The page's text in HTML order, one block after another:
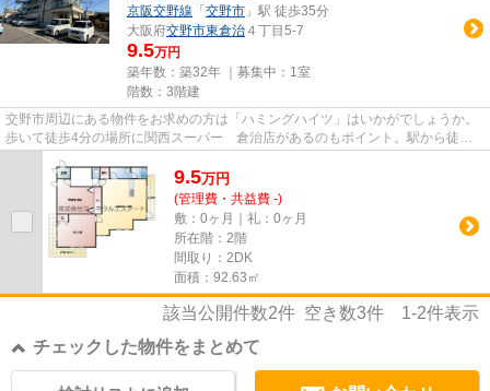
京阪交野線 「 交野市 」駅 徒歩35分
大阪府交野市東倉治 ４丁目5-7
9.5万円
築年数：築32年 ｜募集中： 1室
階数：3階建
交野市周辺にある物件をお求めの方は「ハミングハイツ」はいかがでしょうか。
歩いて徒歩4分の場所に関西スーパー 倉治店があるのもポイント。駅から徒歩6
分に立地する、魅力的な駅近...
9.5万円
(管理費・共益費 -)
敷：0ヶ月｜礼：0ヶ月
所在階：2階
間取り：2DK
面積：92.63㎡
該当公開件数2件 空き数3件 1-2件表示
チェックした物件をまとめて